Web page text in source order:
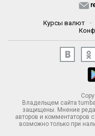
Курсы валют ·
Владельцем сайта
защищены. Мнение
авторов и комментаторов
возможно только при